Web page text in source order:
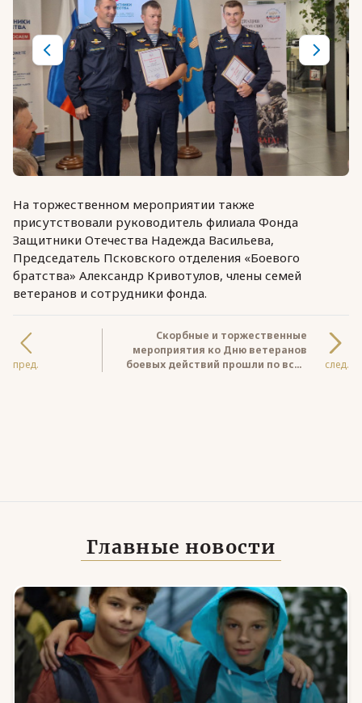
На торжественном мероприятии также
присутствовали руководитель филиала Фонда
Защитники Отечества Надежда Васильева,
Председатель Псковского отделения «Боевого
братства» Александр Кривотулов, члены семей
ветеранов и сотрудники фонда.
пред.
Скорбные и торжественные
мероприятия ко Дню ветеранов
боевых действий прошли по всей
след.
Главные новости